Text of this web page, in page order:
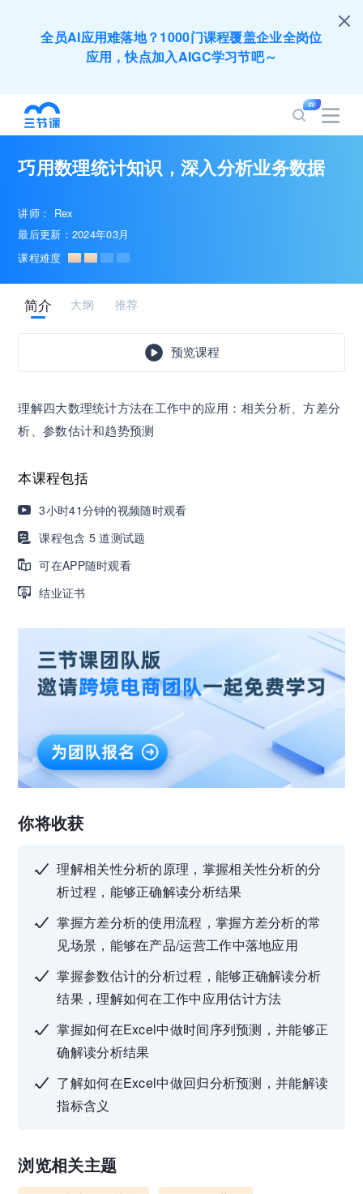
全员AI应用难落地？1000门课程覆盖企业全岗位
应用，快点加入AIGC学习节吧～
200+门DeepSeek应用课程免费体验，快带团队
培训人只给员工找学习资源，却忘记自己也要成长
出海业务到底要落地哪些国家才合适？国别文化与
企业正处于快速成长期，但员工能力跟不上发展？
8000门课程解决成长型企业所有岗位技能差距
+课程等你带团队一起免费学习
🔥精选10门AI王牌课：助你成功入行AI岗位，🚀
成为行业AI人才！
募！
巧用数理统计知识，深入分析业务数据
讲师： Rex
最后更新：2024年03月
课程难度
简介 大纲 推荐
预览课程
理解四大数理统计方法在工作中的应用：相关分析、方差分
析、参数估计和趋势预测
本课程包括
3小时41分钟的视频随时观看
课程包含 5 道测试题
可在APP随时观看
结业证书
你将收获
理解相关性分析的原理，掌握相关性分析的分
析过程，能够正确解读分析结果
掌握方差分析的使用流程，掌握方差分析的常
见场景，能够在产品/运营工作中落地应用
掌握参数估计的分析过程，能够正确解读分析
结果，理解如何在工作中应用估计方法
掌握如何在Excel中做时间序列预测，并能够正
确解读分析结果
了解如何在Excel中做回归分析预测，并能解读
指标含义
浏览相关主题